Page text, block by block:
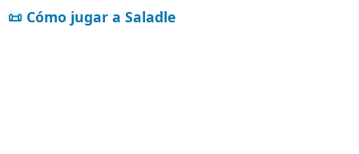
📜 Cómo jugar a Saladle